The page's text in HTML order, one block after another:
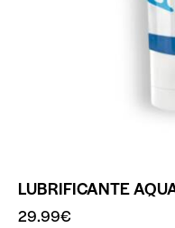
LUBRIFICANTE
29.99€